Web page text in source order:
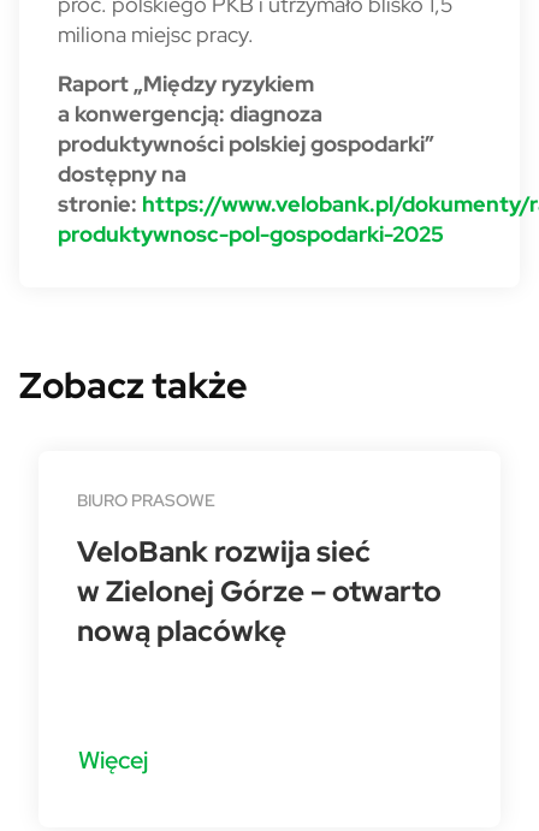
miliona miejsc pracy.
Raport „Między ryzykiem
a konwergencją: diagnoza
produktywności polskiej gospodarki”
dostępny na
stronie: https://www.velobank.pl/dokumenty/
produktywnosc-pol-gospodarki-2025
Zobacz także
BIURO PRASOWE
VeloBank rozwija sieć
w Zielonej Górze – otwarto
nową placówkę
Więcej